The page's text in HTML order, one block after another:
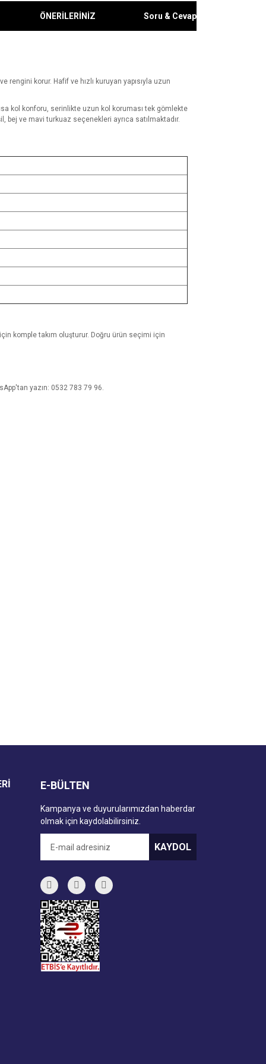
ÖNERİLERİNİZ Soru & Cevap
rengini korur. Hafif ve hızlı kuruyan yapısıyla uzun
kol konforu, serinlikte uzun kol koruması tek gömlekte
bej ve mavi turkuaz seçenekleri ayrıca satılmaktadır.
komple takım oluşturur. Doğru ürün seçimi için
yazın: 0532 783 79 96.
E-BÜLTEN
Kampanya ve duyurularımızdan haberdar
olmak için kaydolabilirsiniz.
KAYDOL